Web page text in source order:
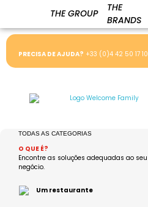
THE GROUP
THE
BRANDS
PRECISA DE AJUDA? +33 (0)4 42 50 17 10
TODAS AS CATEGORIAS
O QUE É?
Encontre as soluções adequadas ao seu
negócio.
Um restaurante